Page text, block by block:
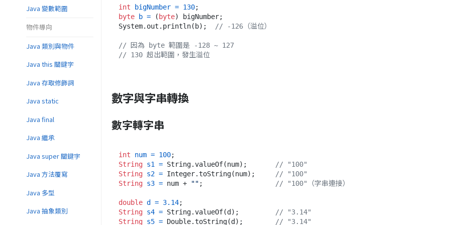
int bigNumber = 130
byte
b = ( byte) bigNumber;
System.out.println(b);
// -126（溢位）
// 因為 byte 範圍是 -128 ~ 127
// 130 超出範圍，發生溢位
數字與字串轉換
數字轉字串
int num = 100
String s1 = String.valueOf(num);
// "100"
String s2 = Integer.toString(num);
// "100"
String s3 = num + "" ; // "100"（字串連接）
double d = 3.14
String s4 = String.valueOf(d);
// "3.14"
String s5 = Double.toString(d); // "3.14"
Java 變數範圍
物件導向
Java 類別與物件
Java this 關鍵字
Java 存取修飾詞
Java static
Java final
Java 繼承
Java super 關鍵字
Java 方法覆寫
Java 多型
Java 抽象類別